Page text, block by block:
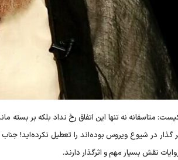
متاسفانه نه تنها این اتفاق رخ نداد بلکه بر
گذار در شیوع ویروس بوده‌اند را تعطیل
نقش بسیار مهم و اثرگذار دارند.